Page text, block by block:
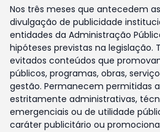
Nos três meses que antecedem
divulgação de publicidade
entidades da Administração
hipóteses previstas na legislação.
evitados conteúdos que
públicos, programas, obras,
gestão. Permanecem permitidas
estritamente administrativas,
emergenciais ou de utilidade
caráter publicitário ou